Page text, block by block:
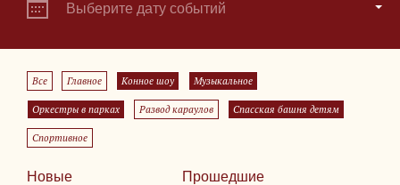
Выберите дату событий
Все Главное Конное шоу Музыкальное
Оркестры в парках Развод караулов Спасская башня детям
Спортивное
Новые
Прошедшие